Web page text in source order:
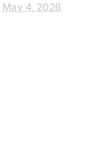
May 4, 2026